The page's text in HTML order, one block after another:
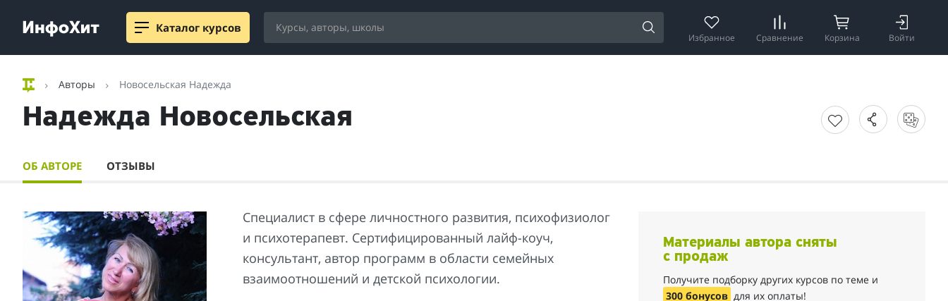
Каталог курсов
Избранное Сравнение Корзина Войти
Авторы Новосельская Надежда
Надежда Новосельская
ОБ АВТОРЕ ОТЗЫВЫ
Специалист в сфере личностного развития, психофизиолог
и психотерапевт. Сертифицированный лайф-коуч,
консультант, автор программ в области семейных
взаимоотношений и детской психологии.
Материалы автора сняты
с продаж
Получите подборку других курсов по теме и
300 бонусов для их оплаты!